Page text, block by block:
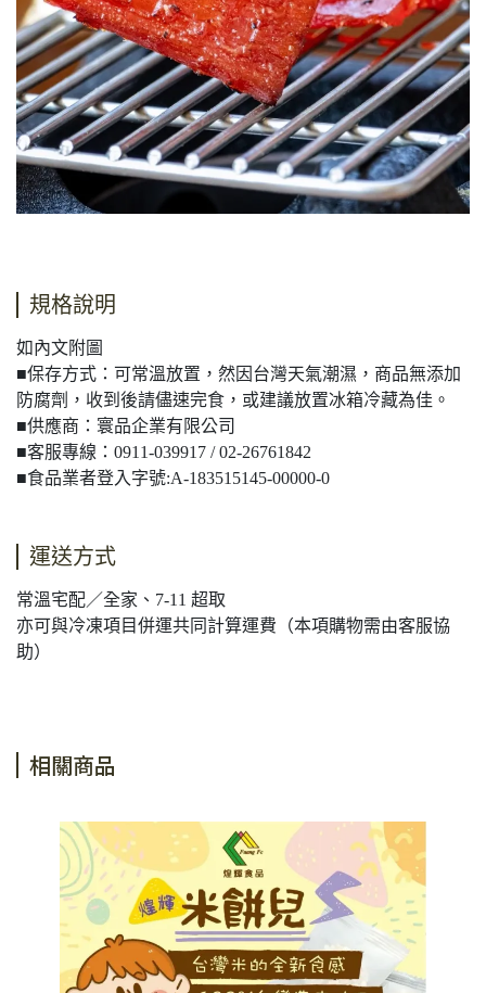
規格說明
如內文附圖
■保存方式：可常溫放置，然因台灣天氣潮濕，商品無添加
防腐劑，收到後請儘速完食，或建議放置冰箱冷藏為佳。
■供應商：寰品企業有限公司
■客服專線：0911-039917 / 02-26761842
■食品業者登入字號:A-183515145-00000-0
運送方式
常溫宅配／全家、7-11 超取
亦可與冷凍項目併運共同計算運費（本項購物需由客服協
助）
相關商品